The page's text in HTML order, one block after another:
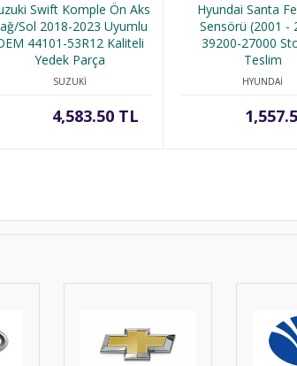
Swift Komple Ön Aks
Sol 2018-2023 Uyumlu
44101-53R12 Kaliteli
Yedek Parça
SUZUKİ
4,583.50 TL
Hyundai Santa
Sensörü (2001 -
39200-27000
Teslim
HYUNDAİ